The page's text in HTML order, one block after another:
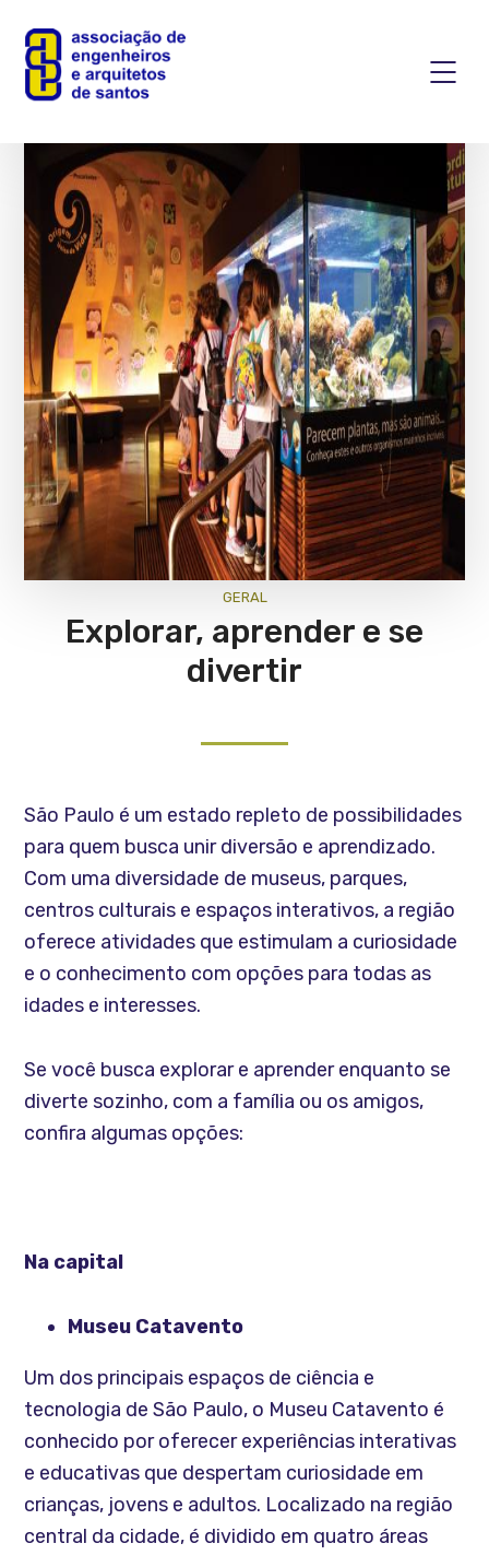
GERAL
Explorar, aprender e se
divertir
São Paulo é um estado repleto de possibilidades
para quem busca unir diversão e aprendizado.
Com uma diversidade de museus, parques,
centros culturais e espaços interativos, a região
oferece atividades que estimulam a curiosidade
e o conhecimento com opções para todas as
idades e interesses.
Se você busca explorar e aprender enquanto se
diverte sozinho, com a família ou os amigos,
confira algumas opções:
Na capital
Museu Catavento
Um dos principais espaços de ciência e
tecnologia de São Paulo, o Museu Catavento é
conhecido por oferecer experiências interativas
e educativas que despertam curiosidade em
crianças, jovens e adultos. Localizado na região
central da cidade, é dividido em quatro áreas